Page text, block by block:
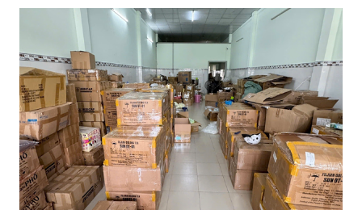
thay đồ. Chỉ trong vài phút, phòng khách được sắp xếp lại. Hai
đèn chiếu ngược sáng bật lên. Một chiếc điện thoại được gắn cố
định. Cả ba người vào vị trí. Wu đã chuẩn bị sẵn lời thoại và trao
đổi trước cách diễn đạt với ông và mẹ, thậm chí còn bàn xem
dùng từ nào trong phương ngữ Thượng Hải nghe tự nhiên nhất
trên camera. Ông cô nhăn mặt khi nghe giải thích về Thế vận
hội Mùa đông. “Người già như tụi ông không hiểu mấy cái này...